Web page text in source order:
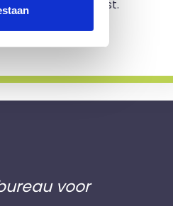
zit nergens aan vast.
voor